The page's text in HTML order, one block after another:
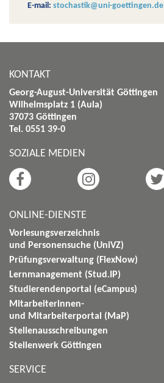
E-mail: stochastik@uni-goettingen.de
KONTAKT
Georg-August-Universität Göttingen
Wilhelmsplatz 1 (Aula)
37073 Göttingen
Tel. 0551 39-0
SOZIALE MEDIEN
ONLINE-DIENSTE
Vorlesungsverzeichnis
und Personensuche (UniVZ)
Prüfungsverwaltung (FlexNow)
Lernmanagement (Stud.IP)
Studierendenportal (eCampus)
Mitarbeiterinnen-
und Mitarbeiterportal (MaP)
Stellenausschreibungen
Stellenwerk Göttingen
SERVICE